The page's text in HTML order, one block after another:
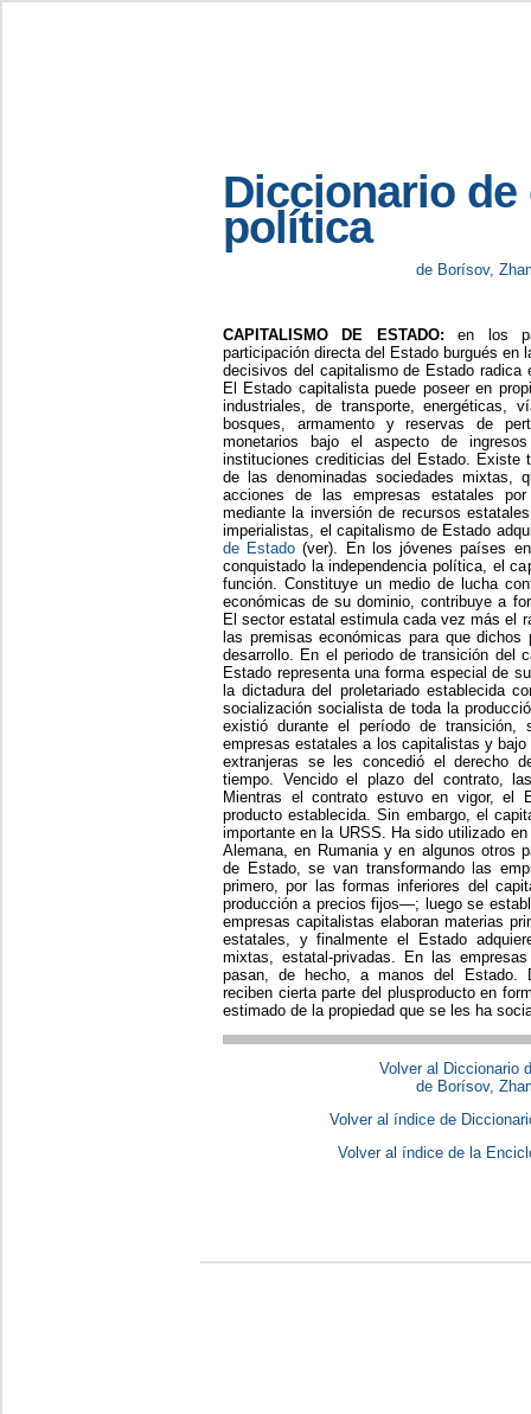
Diccionario de
política
de Borísov,
CAPITALISMO DE ESTADO: en los
participación directa del Estado burgués
decisivos del capitalismo de Estado
El Estado capitalista puede poseer en
industriales, de transporte, energéticas,
bosques, armamento y reservas de
monetarios bajo el aspecto de
instituciones crediticias del Estado. Existe
de las denominadas sociedades mixtas,
acciones de las empresas estatales
mediante la inversión de recursos
imperialistas, el capitalismo de Estado
de Estado (ver). En los jóvenes países
conquistado la independencia política, el
función. Constituye un medio de lucha
económicas de su dominio, contribuye a
El sector estatal estimula cada vez más el
las premisas económicas para que
desarrollo. En el periodo de transición del
Estado representa una forma especial de
la dictadura del proletariado establecida
socialización socialista de toda la
existió durante el período de
empresas estatales a los capitalistas y
extranjeras se les concedió el derecho
tiempo. Vencido el plazo del contrato,
Mientras el contrato estuvo en vigor, el
producto establecida. Sin embargo, el
importante en la URSS. Ha sido utilizado
Alemana, en Rumania y en algunos otros
de Estado, se van transformando las
primero, por las formas inferiores del
producción a precios fijos—; luego se
empresas capitalistas elaboran materias
estatales, y finalmente el Estado
mixtas, estatal-privadas. En las
pasan, de hecho, a manos del Estado.
reciben cierta parte del plusproducto en
estimado de la propiedad que se les ha
Volver al Diccionario
de Borísov,
Volver al índice de
Volver al índice de la